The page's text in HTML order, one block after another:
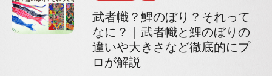
武者幟？鯉のぼり？それって
なに？｜武者幟と鯉のぼりの
違いや大きさなど徹底的にプ
ロが解説